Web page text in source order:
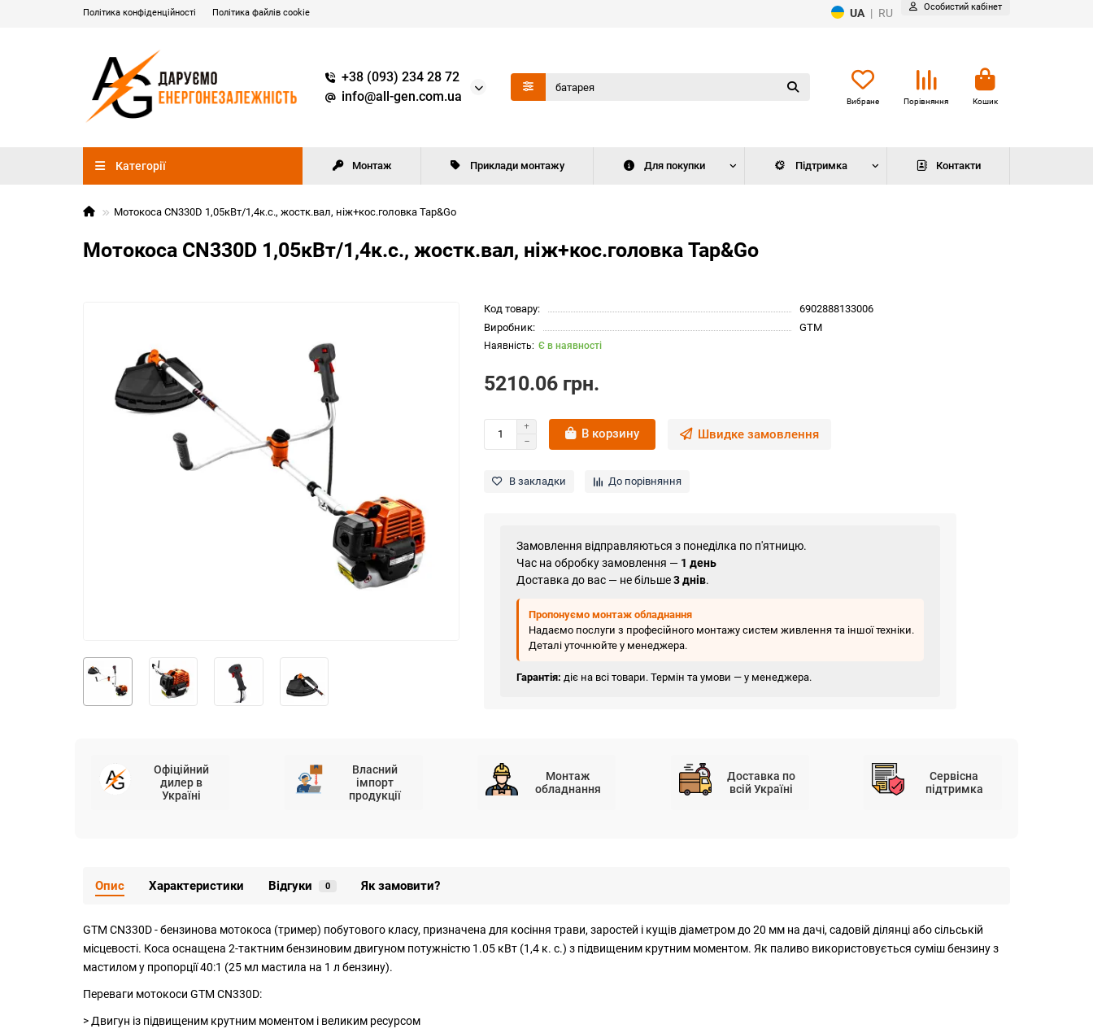
Політика конфіденційності Політика файлів cookie UA | RU Особистий кабінет
+38 (093) 234 28 72
info@all-gen.com.ua
Вибране Порівняння Кошик
Категорії Монтаж Приклади монтажу Для покупки Підтримка Контакти
Мотокоса CN330D 1,05кВт/1,4к.с., жостк.вал, ніж+кос.головка Tap&Go
Мотокоса CN330D 1,05кВт/1,4к.с., жостк.вал, ніж+кос.головка Tap&Go
Код товару:
6902888133006
Виробник:
GTM
Є в наявності
5210.06 грн.
В корзину Швидке замовлення
В закладки До порівняння
Замовлення відправляються з понеділка по п'ятницю.
Час на обробку замовлення — 1 день
Доставка до вас — не більше3 днів.
Пропонуємо монтаж обладнання
Надаємо послуги з професійного монтажу систем живлення та іншої техніки.
Деталі уточнюйте у менеджера.
Гарантія: діє на всі товари. Термін та умови — у менеджера.
Офіційний
дилер в
Україні
Власний
імпорт
продукції
Монтаж
обладнання
Доставка по
всій Україні
Сервісна
підтримка
Опис Характеристики Відгуки 0 Як замовити?
GTM CN330D - бензинова мотокоса (тример) побутового класу, призначена для косіння трави, заростей і кущів діаметром до 20 мм на дачі, садовій ділянці або сільській
місцевості. Коса оснащена 2-тактним бензиновим двигуном потужністю 1.05 кВт (1,4 к. с.) з підвищеним крутним моментом. Як паливо використовується суміш бензину з
мастилом у пропорції 40:1 (25 мл мастила на 1 л бензину).
Переваги мотокоси GTM CN330D:
> Двигун із підвищеним крутним моментом і великим ресурсом